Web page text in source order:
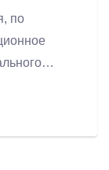
по
7 туров с